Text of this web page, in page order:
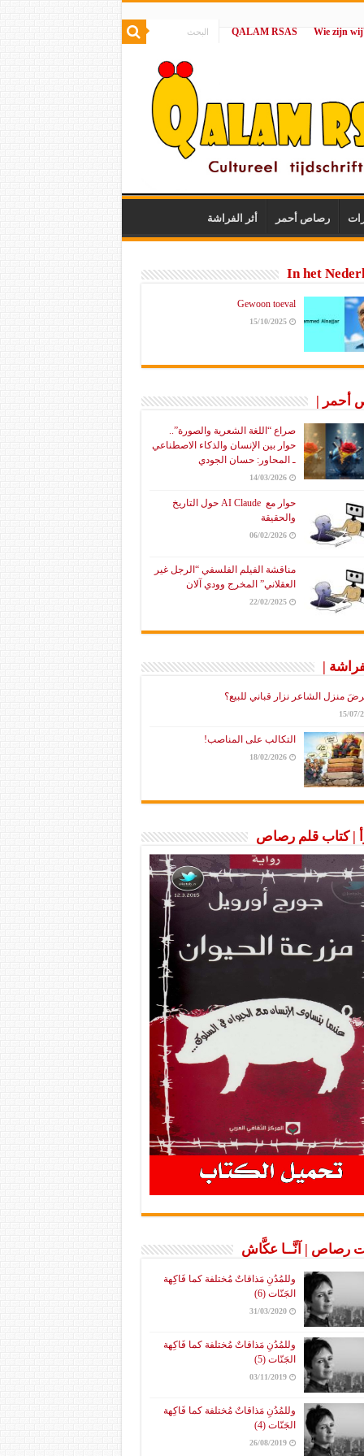
|
QALAM RSAS
رصاص أحمر أثر الفراشة
In het
Gewoon toeval
15/10/2025
أحمر |
صراع “اللغة الشعرية والصورة”..
حوار بين الإنسان والذكاء الاصطناعي
ـ المحاور: حسان الجودي
14/03/2026
حوار مع AI Claude حول التاريخ
والحقيقة
06/02/2026
مناقشة الفيلم الفلسفي “الرجل غير
العقلاني” المخرج وودي آلان
22/02/2025
|
منزل الشاعر نزار قباني للبيع؟
15/07/
التكالب على المناصب!
18/02/2026
| كتاب قلم رصاص
رصاص | آنَّــا عكَّاش
وللمُدُنِ مَذاقاتٌ مُختلفة كما فَاكِهة
الجَنّات (6)
31/03/2020
وللمُدُنِ مَذاقاتٌ مُختلفة كما فَاكِهة
الجَنّات (5)
03/11/2019
وللمُدُنِ مَذاقاتٌ مُختلفة كما فَاكِهة
الجَنّات (4)
26/08/2019